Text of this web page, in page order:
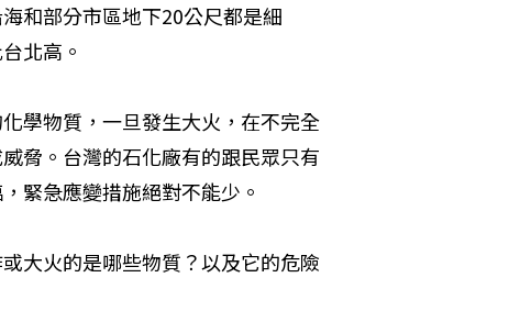
和部分市區地下20公尺都是細
北高。
學物質，一旦發生大火，在不完全
脅。台灣的石化廠有的跟民眾只有
緊急應變措施絕對不能少。
大火的是哪些物質？以及它的危險